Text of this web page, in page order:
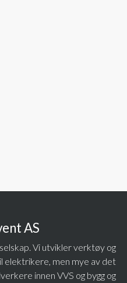
AS
Vi utvikler verktøy og
men mye av det
innen VVS og bygg og